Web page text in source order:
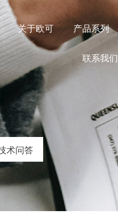
关于欧可 产品系列
联系我们
术问答